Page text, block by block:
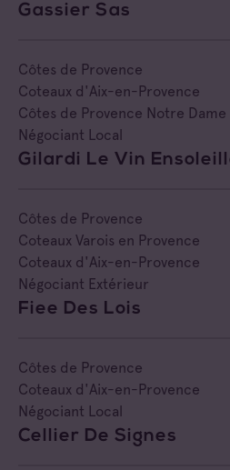
Gassier Sas
Côtes de Provence
Coteaux d'Aix-en-Provence
Côtes de Provence Notre Dame
Négociant Local
Gilardi Le Vin
Côtes de Provence
Coteaux Varois en Provence
Coteaux d'Aix-en-Provence
Négociant Extérieur
Fiee Des Lois
Côtes de Provence
Coteaux d'Aix-en-Provence
Négociant Local
Cellier De Signes